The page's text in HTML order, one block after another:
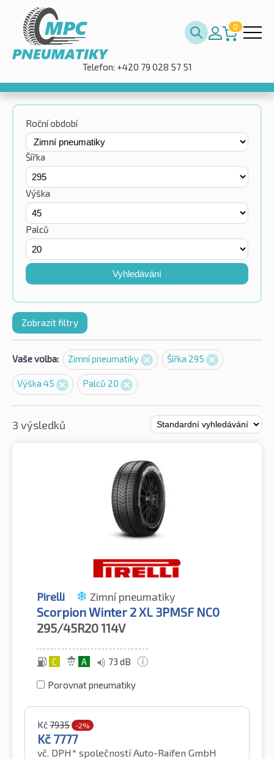
0
Telefon: +420 79 028 57 51
Roční období
Šířka
Výška
Palců
Vyhledávání
Zobrazit filtry
Vaše volba: Zimní pneumatiky Šířka 295
Výška 45 Palců 20
3 výsledků
Pirelli Zimní pneumatiky
Scorpion Winter 2 XL 3PMSF NC0
295/45R20114V
C A 73 dB
Porovnat pneumatiky
Kč7935 -2%
Kč 7777
vč. DPH* společností Auto-Raifen GmbH